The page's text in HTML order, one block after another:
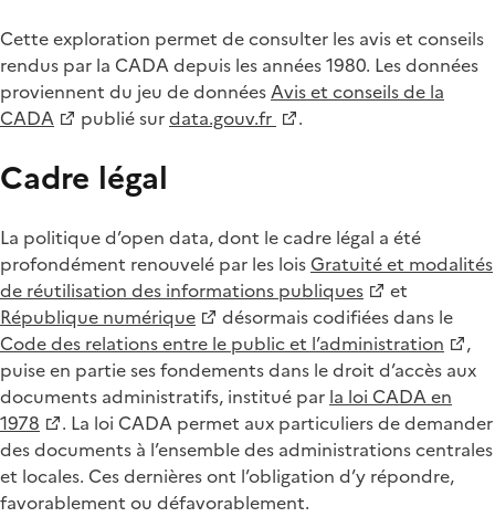
Cette exploration permet de consulter les avis et conseils
rendus par la CADA depuis les années 1980. Les données
proviennent du jeu de donnéesAvis et conseils de la
CADA
publié surdata.gouv.fr .
Cadre légal
La politique d’open data, dont le cadre légal a été
profondément renouvelé par les loisGratuité et modalités
de réutilisation des informations publiques
et
République numérique
désormais codifiées dans le
Code des relations entre le public et l’administration
,
puise en partie ses fondements dans le droit d’accès aux
documents administratifs, institué par la loi CADA en
1978
. La loi CADA permet aux particuliers de demander
des documents à l’ensemble des administrations centrales
et locales. Ces dernières ont l’obligation d’y répondre,
favorablement ou défavorablement.